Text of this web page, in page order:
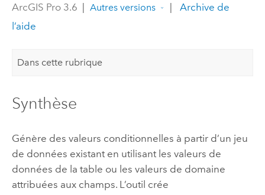
ArcGIS Pro 3.6 | Autres versions |
Archive de
l’aide
Dans cette rubrique
Synthèse
Génère des valeurs conditionnelles à partir d’un jeu
de données existant en utilisant les valeurs de
données de la table ou les valeurs de domaine
attribuées aux champs. L’outil crée